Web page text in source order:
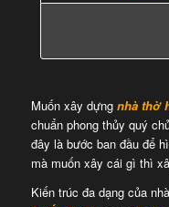
Muốn xây dựng nhà thờ
chuẩn phong thủy quý
đây là bước ban đầu để
mà muốn xây cái gì thì
Kiến trúc đa dạng của